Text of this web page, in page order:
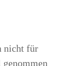
nicht für